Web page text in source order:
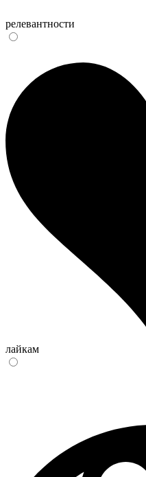
релевантности
лайкам